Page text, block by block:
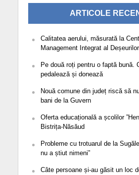
ARTICOLE
Calitatea aerului, măsurată la
Management Integrat al
Pe două roți pentru o faptă bună.
pedalează și donează
Nouă comune din județ riscă să
bani de la Guvern
Oferta educațională a școlilor
Bistrița-Năsăud
Probleme cu trotuarul de la
nu a știut nimeni”
Câte persoane și-au găsit un loc